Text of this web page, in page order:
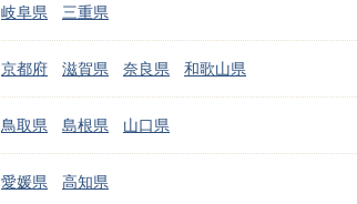
岐阜県 三重県
京都府 滋賀県 奈良県 和歌山県
鳥取県 島根県 山口県
愛媛県 高知県